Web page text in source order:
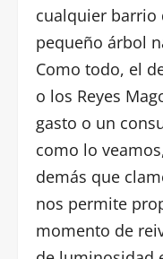
cualquier barrio
pequeño árbol
Como todo, el
o los Reyes
gasto o un
como lo
demás que
nos permite
momento de